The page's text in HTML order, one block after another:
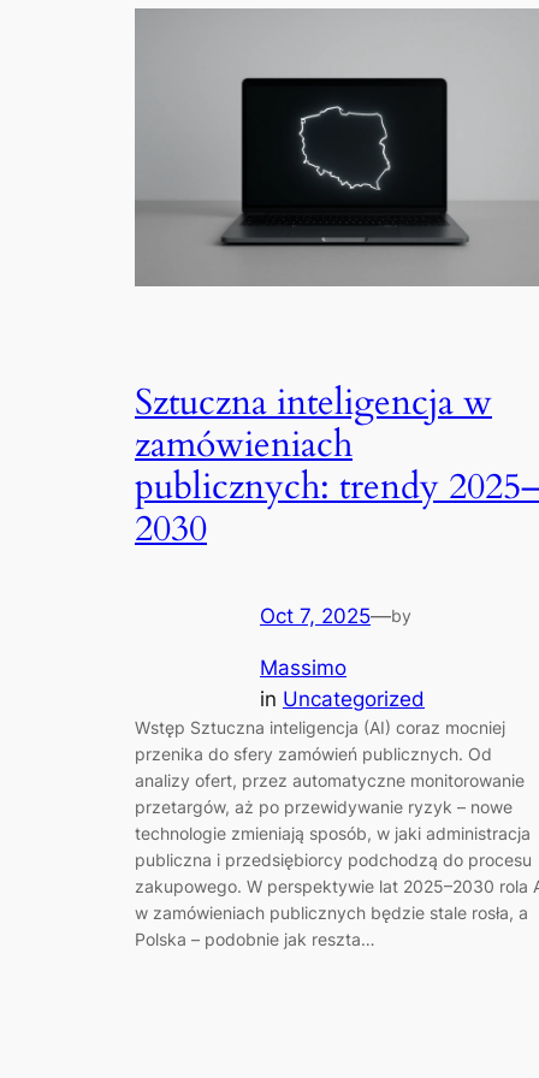
Sztuczna inteligencja w
zamówieniach
publicznych: trendy
2030
Oct 7, 2025—by
Massimo
in Uncategorized
Wstęp Sztuczna inteligencja (AI) coraz mocniej
przenika do sfery zamówień publicznych. Od
analizy ofert, przez automatyczne monitorowanie
przetargów, aż po przewidywanie ryzyk – nowe
technologie zmieniają sposób, w jaki administracja
publiczna i przedsiębiorcy podchodzą do procesu
zakupowego. W perspektywie lat 2025–2030 rola
w zamówieniach publicznych będzie stale rosła, a
Polska – podobnie jak reszta…